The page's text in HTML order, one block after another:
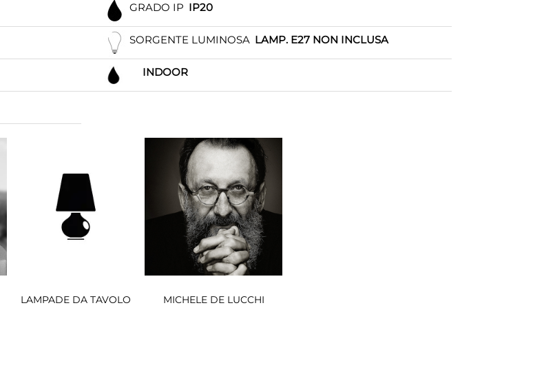
GRADO IP IP20
SORGENTE LUMINOSA LAMP. E27 NON INCLUSA
INDOOR
LAMPADE DA TAVOLO MICHELE DE LUCCHI